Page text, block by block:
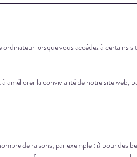
lorsque vous accédez à certains
améliorer la convivialité de notre site web,
de raisons, par exemple : i) pour des